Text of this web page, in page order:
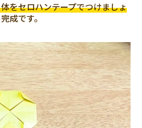
をセロハンテープでつけましょ
成です。